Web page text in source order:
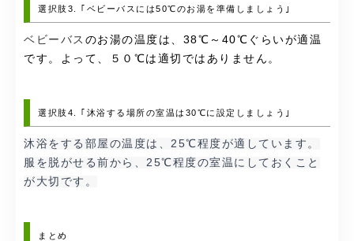
選択肢3. ｢ベビーバスには50℃のお湯を準備しましょう｣
ベビーバス のお湯の温度は、38℃～40℃ぐらいが適温
です。よって、５０℃は適切ではありません。
選択肢4. ｢沐浴する場所の室温は30℃に設定しましょう｣
沐浴をする部屋の温度は、25℃程度が適しています。
服を脱がせる前から、25℃程度の室温にしておくこと
が大切です。
まとめ